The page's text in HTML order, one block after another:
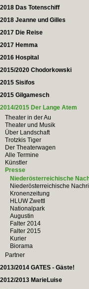
2018 Das Totenschiff
2018 Jeanne und Gilles
2017 Die Reise
2017 Hemma
2016 Hospital
2015/2020 Chodorkowski
2015 Sisifos
2015 Gilgamesch
2014/2015 Der Lange Atem
Theater in der Au
Theater und Musik
Über Landschaft
Trotzkis Tiger
Der Theaterwagen
Alle Termine
Künstler
Presse
Niederösterreichische
Niederösterreichische
Kronenzeitung
HLUW Zwettl
Nationalpark
Augustin
Falter 2014
Falter 2015
Kurier
Biorama
Partner
2013/2014 GATES - Gäste!
2012/2013 MarieLuise